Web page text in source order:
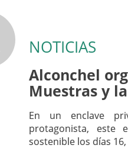
NOTICIAS
Alconchel
Muestras y
En un enclave
protagonista, este
sostenible los días